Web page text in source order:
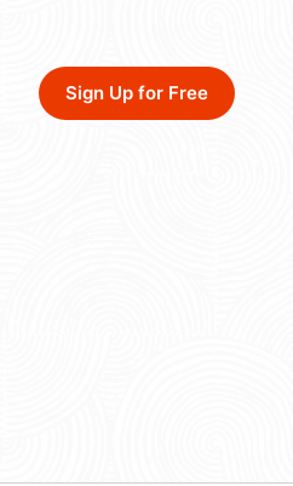
Sign Up for Free